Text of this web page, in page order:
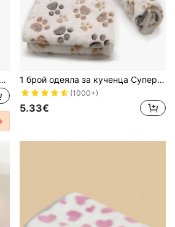
сезони. Меко и топло одеяло за малки, средни и големи кучета. Аксесоари за кучета, котки и домашни любимци. 1 брой одеяла за кученца Супер мека топла подложка за сън Одеяло с отпечатъци на лапи Пухкаво първокласно руно Одеяло за домашни любимци Фланелени одеяла за кучета за малки кучета Кученце Котка
(1000+)
5.33€